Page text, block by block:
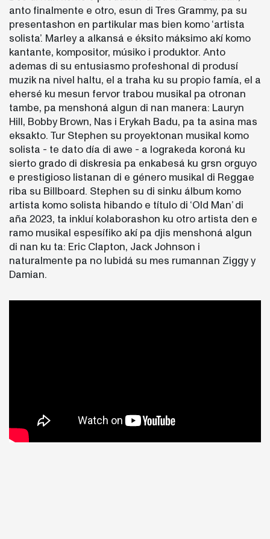
anto finalmente e otro, esun di Tres Grammy, pa su
presentashon en partikular mas bien komo ‘artista
solista’. Marley a alkansá e éksito máksimo akí komo
kantante, kompositor, músiko i produktor. Anto
ademas di su entusiasmo profeshonal di produsí
muzik na nivel haltu, el a traha ku su propio famía, el a
ehersé ku mesun fervor trabou musikal pa otronan
tambe, pa menshoná algun di nan manera: Lauryn
Hill, Bobby Brown, Nas i Erykah Badu, pa ta asina mas
eksakto. Tur Stephen su proyektonan musikal komo
solista - te dato día di awe - a lograkeda koroná ku
sierto grado di diskresia pa enkabesá ku grsn orguyo
e prestigioso listanan di e género musikal di Reggae
riba su Billboard. Stephen su di sinku álbum komo
artista komo solista hibando e título di ‘Old Man’ di
aña 2023, ta inkluí kolaborashon ku otro artista den e
ramo musikal espesífiko akí pa djis menshoná algun
di nan ku ta: Eric Clapton, Jack Johnson i
naturalmente pa no lubidá su mes rumannan Ziggy y
Damian.